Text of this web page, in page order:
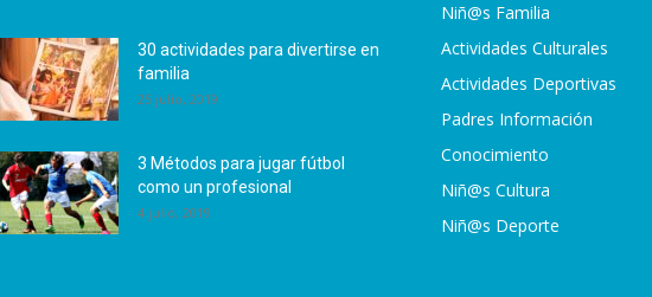
30 actividades para divertirse en
familia
25 julio, 2019
3 Métodos para jugar fútbol
como un profesional
4 julio, 2019
Niñ@s Familia
Actividades Culturales
Actividades Deportivas
Padres Información
Conocimiento
Niñ@s Cultura
Niñ@s Deporte